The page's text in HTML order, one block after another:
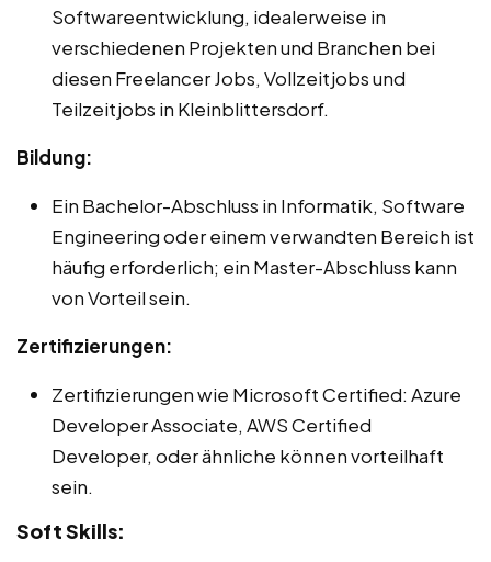
Softwareentwicklung, idealerweise in
verschiedenen Projekten und Branchen bei
diesen Freelancer Jobs, Vollzeitjobs und
Teilzeitjobs in Kleinblittersdorf.
Bildung:
Ein Bachelor-Abschluss in Informatik, Software
Engineering oder einem verwandten Bereich ist
häufig erforderlich; ein Master-Abschluss kann
von Vorteil sein.
Zertifizierungen:
Zertifizierungen wie Microsoft Certified: Azure
Developer Associate, AWS Certified
Developer, oder ähnliche können vorteilhaft
sein.
Soft Skills: